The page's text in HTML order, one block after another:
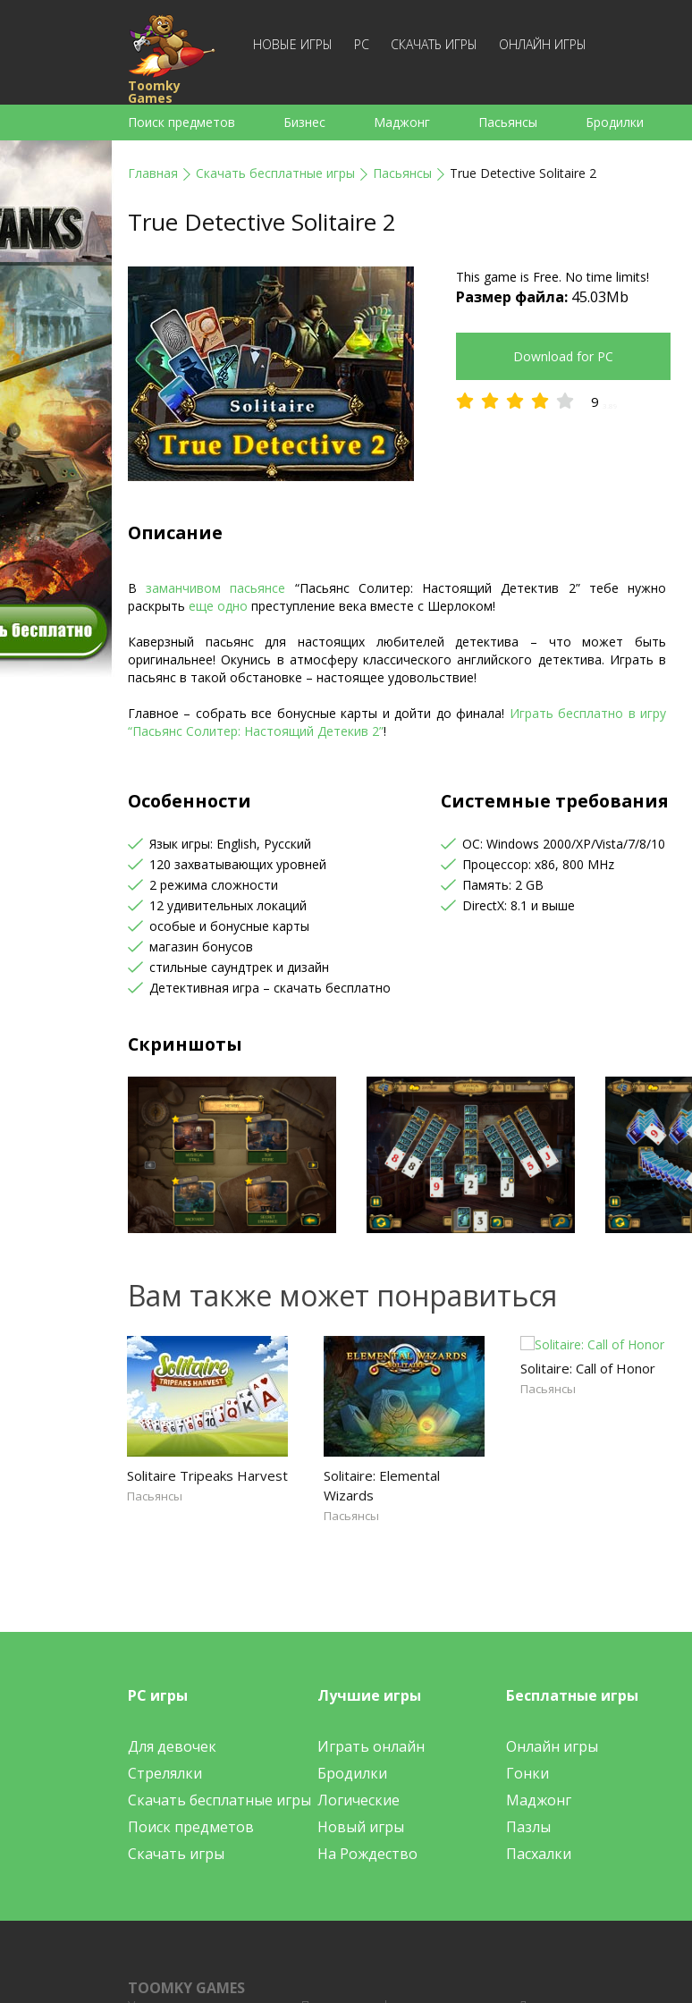
Toomky
Games
НОВЫЕ ИГРЫ PC СКАЧАТЬ ИГРЫ ОНЛАЙН ИГРЫ
Поиск предметов Бизнес Маджонг Пасьянсы Бродилки
Слова
Главная Скачать бесплатные игры Пасьянсы True Detective Solitaire 2
True Detective Solitaire 2
This game is Free. No time limits!
Размер файла: 45.03Mb
Download for PC
9
Описание
Взаманчивом пасьянсе “Пасьянс Солитер: Настоящий Детектив 2” тебе нужно
раскрыть еще одно преступление века вместе с Шерлоком!
Каверзный пасьянс для настоящих любителей детектива – что может быть
оригинальнее! Окунись в атмосферу классического английского детектива. Играть в
пасьянс в такой обстановке – настоящее удовольствие!
Главное – собрать все бонусные карты и дойти до финала! Играть бесплатно в игру
“Пасьянс Солитер: Настоящий Детекив 2”!
Особенности
Язык игры: English, Русский
120 захватывающих уровней
2 режима сложности
12 удивительных локаций
особые и бонусные карты
магазин бонусов
стильные саундтрек и дизайн
Детективная игра – скачать бесплатно
Системные требования
OC: Windows 2000/XP/Vista/7/8/10
Процессор: x86, 800 MHz
Память: 2 GB
DirectX: 8.1 и выше
Скриншоты
Вам также может понравиться
Solitaire Tripeaks Harvest
Пасьянсы
Solitaire: Elemental
Wizards
Пасьянсы
Solitaire: Call of Honor
Пасьянсы
PC игры
Для девочек
Стрелялки
Скачать бесплатные игры
Поиск предметов
Скачать игры
Лучшие игры
Играть онлайн
Бродилки
Логические
Новый игры
На Рождество
Бесплатные игры
Онлайн игры
Гонки
Маджонг
Пазлы
Пасхалки
TOOMKY GAMES